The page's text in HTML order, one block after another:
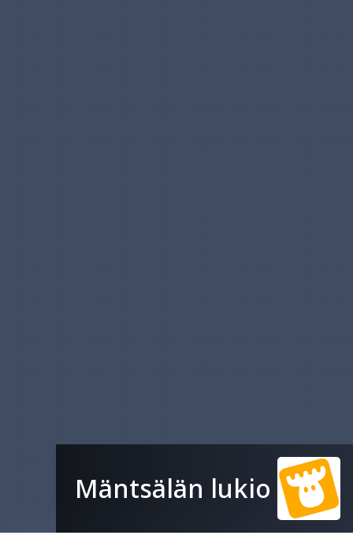
Mäntsälän lukio